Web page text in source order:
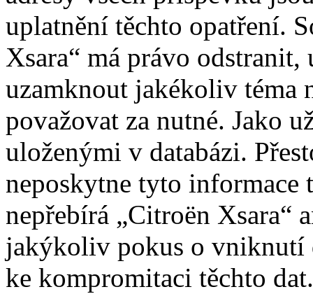
uplatnění těchto opatření.
Xsara“ má právo
uzamknout jakékoliv téma
považovat za nutné. Jako
uloženými v databázi.
neposkytne tyto informace
nepřebírá „Citroën Xsara“
jakýkoliv pokus o vniknutí
ke kompromitaci těchto dat.